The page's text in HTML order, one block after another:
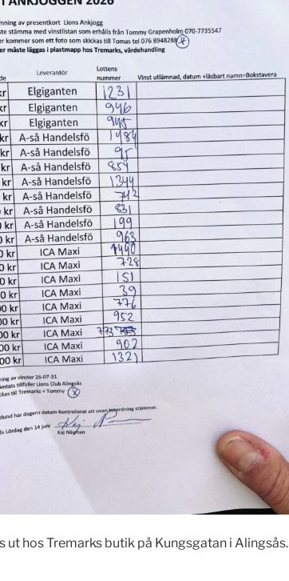
ut hos Tremarks butik på Kungsgatan i Alingsås.